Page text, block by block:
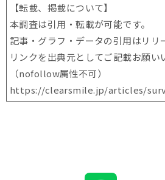
【転載、掲載について】
本調査は引用・転載が可能です。
記事・グラフ・データの引用はリリ
リンクを出典元としてご記載お願い
（nofollow属性不可）
https://clearsmile.jp/articles/